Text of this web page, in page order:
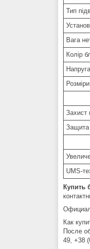
Тип
Вага
Колір
Захист
Защита
UMS-
Купить
Как
После
49, +38